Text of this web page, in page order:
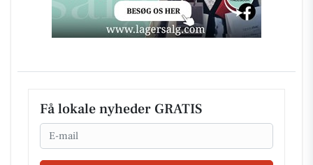
Få lokale nyheder GRATIS
Email